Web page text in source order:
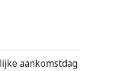
aankomstdag